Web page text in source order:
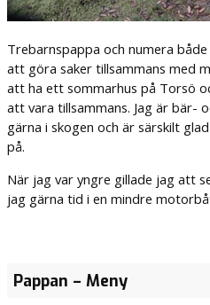
Trebarnspappa och numera
att göra saker tillsammans med
att ha ett sommarhus på Torsö
att vara tillsammans. Jag är bär-
gärna i skogen och är särskilt
på.
När jag var yngre gillade jag att
jag gärna tid i en mindre
Pappan – Meny